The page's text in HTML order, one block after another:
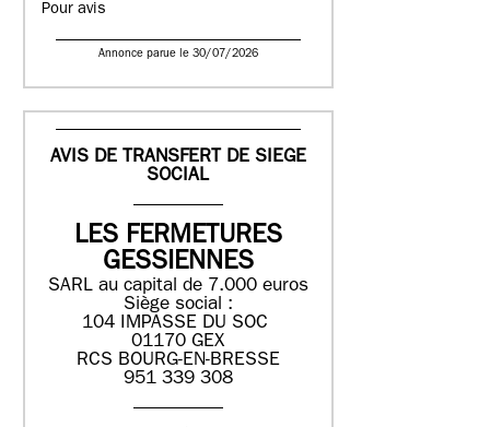
Pour avis
Annonce parue le 30/07/2026
AVIS DE TRANSFERT DE SIEGE
SOCIAL
LES FERMETURES
GESSIENNES
SARL au capital de 7.000 euros
Siège social :
104 IMPASSE DU SOC
01170 GEX
RCS BOURG-EN-BRESSE
951 339 308